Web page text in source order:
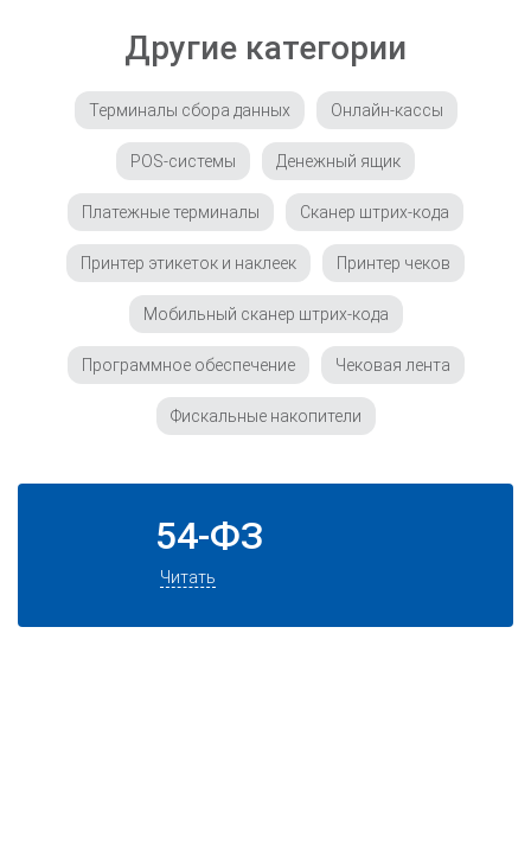
Другие категории
Терминалы сбора данных Онлайн-кассы
POS-системы Денежный ящик
Платежные терминалы Сканер штрих-кода
Принтер этикеток и наклеек Принтер чеков
Мобильный сканер штрих-кода
Программное обеспечение Чековая лента
Фискальные накопители
54-ФЗ
Читать